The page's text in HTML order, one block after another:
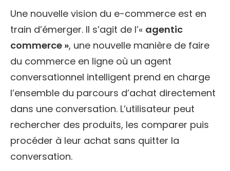
Une nouvelle vision du e-commerce est en
train d’émerger. Il s’agit de l’« agentic
commerce », une nouvelle manière de faire
du commerce en ligne où un agent
conversationnel intelligent prend en charge
l’ensemble du parcours d’achat directement
dans une conversation. L’utilisateur peut
rechercher des produits, les comparer puis
procéder à leur achat sans quitter la
conversation.